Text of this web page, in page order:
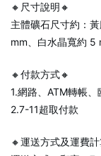
🔸尺寸說明🔸
主體礦石尺寸約：
mm、白水晶寬約 5
🔸付款方式🔸
1.網路、ATM轉帳、
2.7-11超取付款
🔸運送方式及運費計